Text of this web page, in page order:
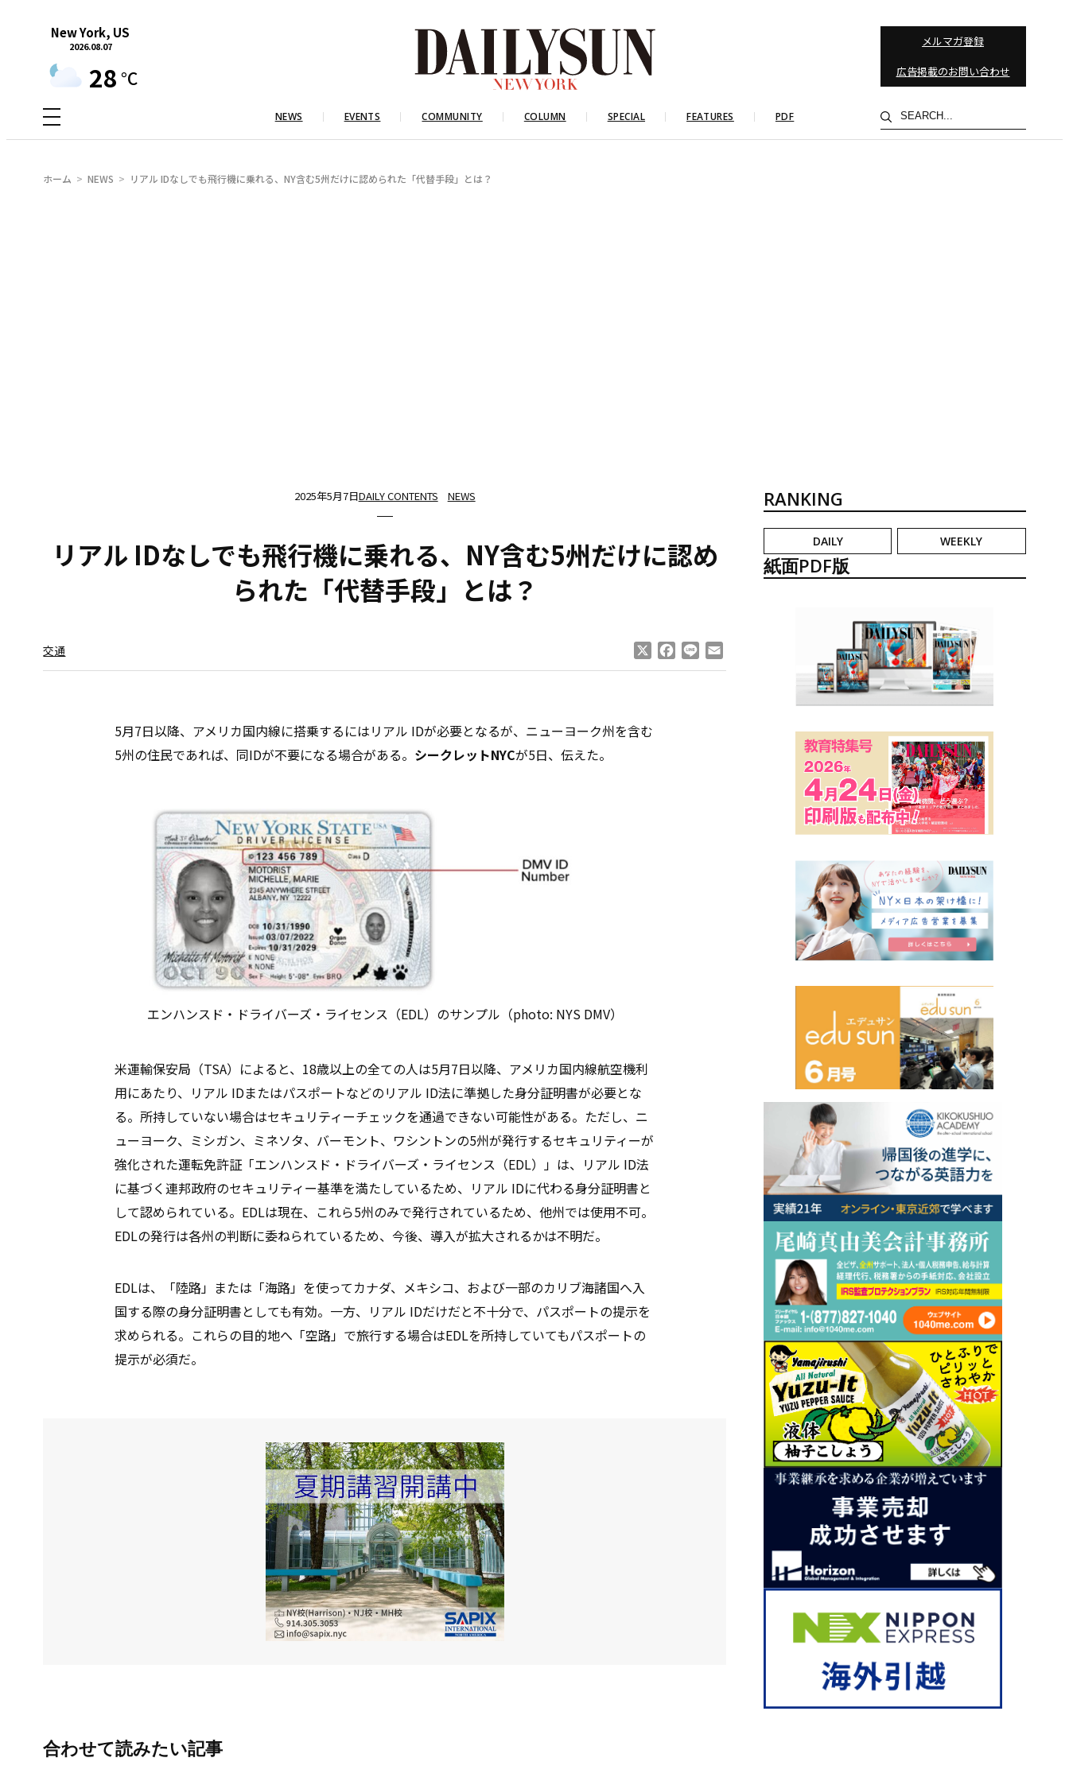
New York, US
2026.08.07
28 °C
メルマガ登録
広告掲載のお問い合わせ
NEWS EVENTS COMMUNITY COLUMN SPECIAL FEATURES PDF
検
索
ホーム NEWS リアル IDなしでも飛行機に乗れる、NY含む5州だけに認められた「代替手段」とは？
2025年5月7日DAILY CONTENTS NEWS
リアル IDなしでも飛行機に乗れる、NY含む5州だけに認め
られた「代替手段」とは？
交通 Facebook
Line
5月7日以降、アメリカ国内線に搭乗するにはリアル IDが必要となるが、ニューヨーク州を含む
5州の住民であれば、同IDが不要になる場合がある。 シークレットNYCが5日、伝えた。
エンハンスド・ドライバーズ・ライセンス（EDL）のサンプル（photo: NYS DMV）
米運輸保安局（TSA）によると、18歳以上の全ての人は5月7日以降、アメリカ国内線航空機利
用にあたり、リアル IDまたはパスポートなどのリアル ID法に準拠した身分証明書が必要とな
る。所持していない場合はセキュリティーチェックを通過できない可能性がある。ただし、ニ
ューヨーク、ミシガン、ミネソタ、バーモント、ワシントンの5州が発行するセキュリティーが
強化された運転免許証「エンハンスド・ドライバーズ・ライセンス（EDL）」は、リアル ID法
に基づく連邦政府のセキュリティー基準を満たしているため、リアル IDに代わる身分証明書と
して認められている。EDLは現在、これら5州のみで発行されているため、他州では使用不可。
EDLの発行は各州の判断に委ねられているため、今後、導入が拡大されるかは不明だ。
EDLは、「陸路」または「海路」を使ってカナダ、メキシコ、および一部のカリブ海諸国へ入
国する際の身分証明書としても有効。一方、リアル IDだけだと不十分で、パスポートの提示を
求められる。これらの目的地へ「空路」で旅行する場合はEDLを所持していてもパスポートの
提示が必須だ。
合わせて読みたい記事
RANKING
DAILY WEEKLY
紙面PDF版